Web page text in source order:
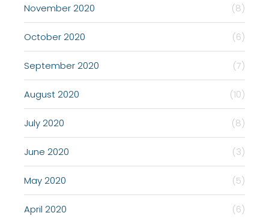
November 2020 (8)
October 2020 (6)
September 2020 (7)
August 2020 (10)
July 2020 (8)
June 2020 (3)
May 2020 (5)
April 2020 (6)